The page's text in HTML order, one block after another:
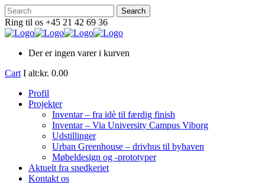
Ring til os +45 21 42 69 36
Der er ingen varer i kurven
Cart I alt:kr. 0.00
Profil
Projekter
Inventar – fra idè til færdig finish
Inventar – Via University Campus Viborg
Udstillinger
Urban Greenhouse – drivhus til byhaven
Møbeldesign og -prototyper
Aktuelt fra snedkeriet
Kontakt os